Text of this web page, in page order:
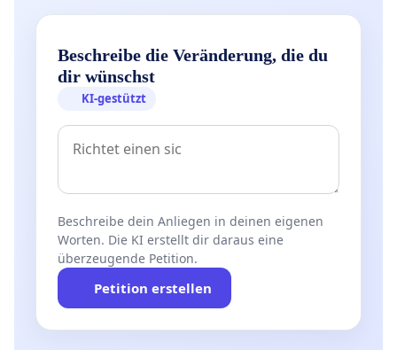
Beschreibe die Veränderung, die du
dir wünschst
KI-gestützt
Beschreibe dein Anliegen in deinen eigenen
Worten. Die KI erstellt dir daraus eine
überzeugende Petition.
Petition erstellen